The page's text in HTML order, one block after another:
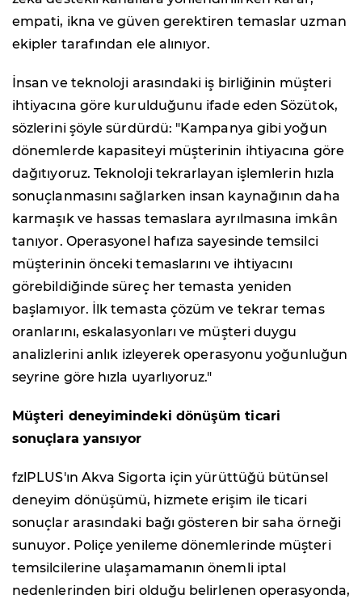
empati, ikna ve güven gerektiren temaslar uzman
ekipler tarafından ele alınıyor.
İnsan ve teknoloji arasındaki iş birliğinin müşteri
ihtiyacına göre kurulduğunu ifade eden Sözütok,
sözlerini şöyle sürdürdü: "Kampanya gibi yoğun
dönemlerde kapasiteyi müşterinin ihtiyacına göre
dağıtıyoruz. Teknoloji tekrarlayan işlemlerin hızla
sonuçlanmasını sağlarken insan kaynağının daha
karmaşık ve hassas temaslara ayrılmasına imkân
tanıyor. Operasyonel hafıza sayesinde temsilci
müşterinin önceki temaslarını ve ihtiyacını
görebildiğinde süreç her temasta yeniden
başlamıyor. İlk temasta çözüm ve tekrar temas
oranlarını, eskalasyonları ve müşteri duygu
analizlerini anlık izleyerek operasyonu yoğunluğun
seyrine göre hızla uyarlıyoruz."
Müşteri deneyimindeki dönüşüm ticari
sonuçlara yansıyor
fzlPLUS'ın Akva Sigorta için yürüttüğü bütünsel
deneyim dönüşümü, hizmete erişim ile ticari
sonuçlar arasındaki bağı gösteren bir saha örneği
sunuyor. Poliçe yenileme dönemlerinde müşteri
temsilcilerine ulaşamamanın önemli iptal
nedenlerinden biri olduğu belirlenen operasyonda,